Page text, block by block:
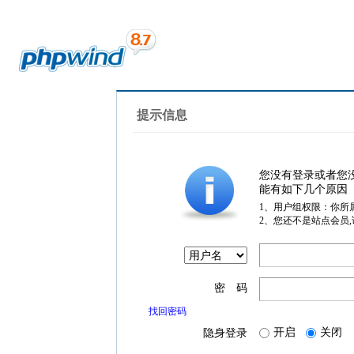
提示信息
您没有登录或者您
能有如下几个原因
1、用户组权限：你所
2、您还不是站点会员
密 码
找回密码
隐身登录 开启 关闭